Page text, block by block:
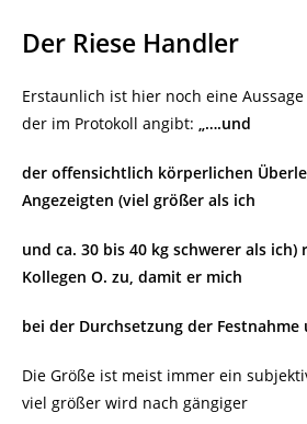
Der Riese Handler
Erstaunlich ist hier noch eine Aussage
der im Protokoll angibt: „….und
der offensichtlich körperlichen
Angezeigten (viel größer als ich
und ca. 30 bis 40 kg schwerer als ich)
Kollegen O. zu, damit er mich
bei der Durchsetzung der
Die Größe ist meist immer ein
viel größer wird nach gängiger